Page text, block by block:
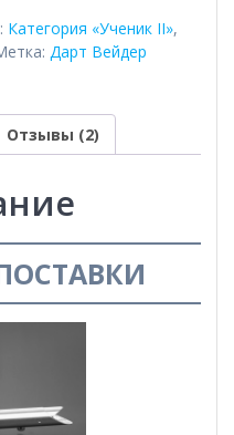
Категория «Ученик II»,
Дарт Вейдер
Отзывы (2)